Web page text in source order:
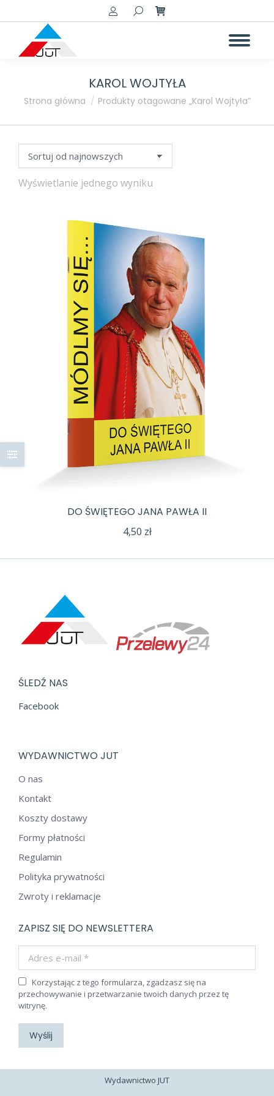
Szukaj:
KAROL WOJTYŁA
Jesteś tutaj:
Strona główna Produkty otagowane „Karol Wojtyła”
Wyświetlanie jednego wyniku
DO ŚWIĘTEGO JANA PAWŁA II
4,50 zł
ŚLEDŹ NAS
Facebook
WYDAWNICTWO JUT
O nas
Kontakt
Koszty dostawy
Formy płatności
Regulamin
Polityka prywatności
Zwroty i reklamacje
ZAPISZ SIĘ DO NEWSLETTERA
Korzystając z tego formularza, zgadzasz się na
przechowywanie i przetwarzanie twoich danych przez tę
witrynę.
Wyślij
Wydawnictwo JUT